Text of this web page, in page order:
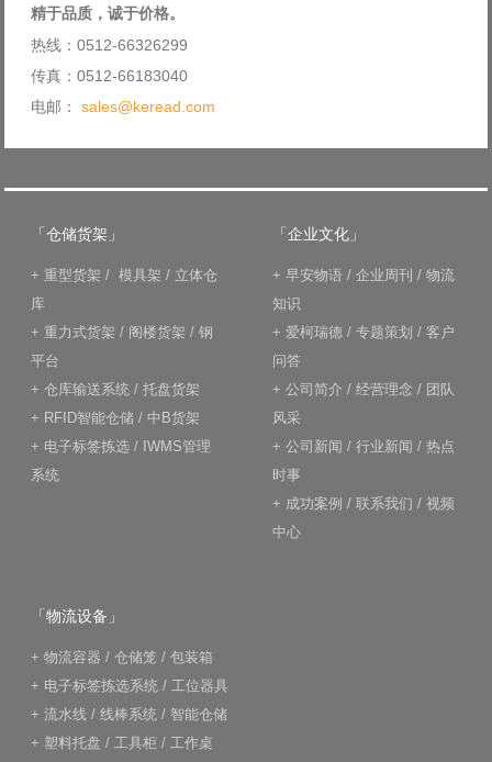
精于品质，诚于价格。
热线：0512-66326299
传真：0512-66183040
电邮： sales@keread.com
「仓储货架」
+ 重型货架 / 模具架 / 立体仓
库
+ 重力式货架 / 阁楼货架 / 钢
平台
+ 仓库输送系统 / 托盘货架
+ RFID智能仓储 / 中B货架
+ 电子标签拣选 / IWMS管理
系统
「企业文化」
+ 早安物语 / 企业周刊 / 物流
知识
+ 爱柯瑞德 / 专题策划 / 客户
问答
+ 公司简介 / 经营理念 / 团队
风采
+ 公司新闻 / 行业新闻 / 热点
时事
+ 成功案例 / 联系我们 / 视频
中心
「物流设备」
+ 物流容器 / 仓储笼 / 包装箱
+ 电子标签拣选系统 / 工位器具
+ 流水线 / 线棒系统 / 智能仓储
+ 塑料托盘 / 工具柜 / 工作桌